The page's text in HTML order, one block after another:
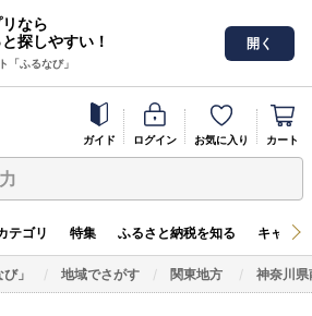
なら
探しやすい！
「ふるなび」
開く
ガイド ログイン お気に入り カート
テゴリ 特集 ふるさと納税を知る キャン
」 地域でさがす 関東地方 神奈川